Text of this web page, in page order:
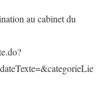
au cabinet du